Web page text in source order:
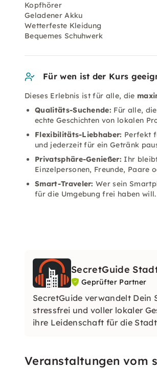
Kopfhörer
Geladener Akku
Wetterfeste Kleidung
Bequemes Schuhwerk
Für wen ist der Kurs
Dieses Erlebnis ist für alle, die
Qualitäts-Suchende: Für alle,
echte Geschichten von lokalen
Flexibilitäts-Liebhaber: Perfekt
und jederzeit für ein Getränk
Privatsphäre-Genießer: Ihr
Einzelpersonen, Freunde, Paare
Smart-Traveler: Wer sein
für die Umgebung frei haben will.
SecretGuide
Geprüfter Partner
SecretGuide verwandelt Dein
stressfrei und voller lokaler
ihre Leidenschaft für die
Veranstaltungen vom